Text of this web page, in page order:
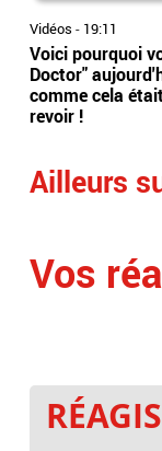
Vidéos - 19:11
Voici pourquoi
Doctor"
comme cela
revoir !
Ailleurs
Vos